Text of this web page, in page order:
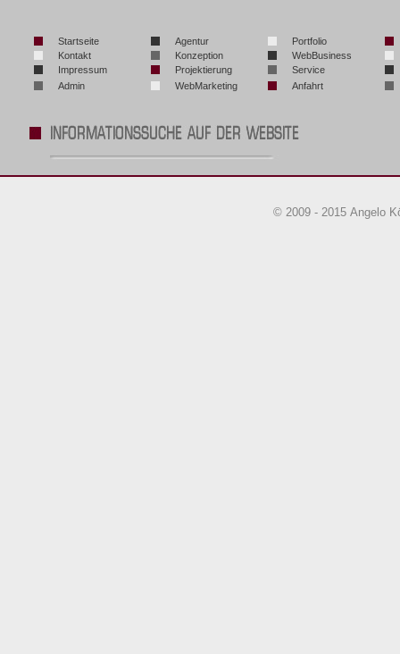
Startseite Agentur
Portfolio
Kontakt
Konzeption
WebBusiness
Impressum
Projektierung
Service
Admin
WebMarketing Anfahrt
© 2009 - 2015 Angelo